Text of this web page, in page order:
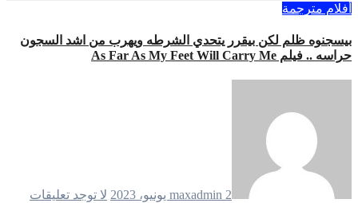
أفلام مترجمة
بيسجنوه ظلم لكن بيقرر يتحدي الشرطه ويهرب من اشد السجون
حراسه .. فيلم As Far As My Feet Will Carry Me
maxadmin 2 يونيو، 2023 لا توجد تعليقات